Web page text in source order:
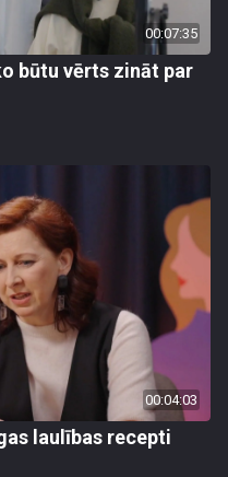
00:07:35
būtu vērts zināt par
00:04:03
laulības recepti